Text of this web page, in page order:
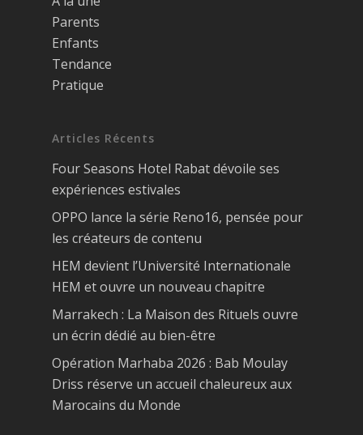
Parents
Enfants
Tendance
Pratique
Articles Récents
Four Seasons Hotel Rabat dévoile ses
expériences estivales
OPPO lance la série Reno16, pensée pour
les créateurs de contenu
HEM devient l’Université Internationale
HEM et ouvre un nouveau chapitre
Marrakech : La Maison des Rituels ouvre
un écrin dédié au bien-être
Opération Marhaba 2026 : Bab Moulay
Driss réserve un accueil chaleureux aux
Marocains du Monde